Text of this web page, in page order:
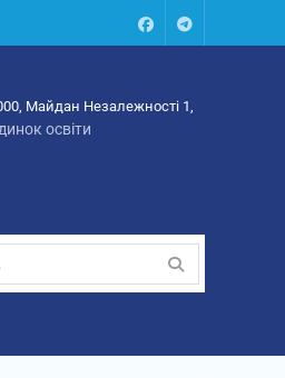
FacebookTalegram
Майдан Незалежності 1,
освіти